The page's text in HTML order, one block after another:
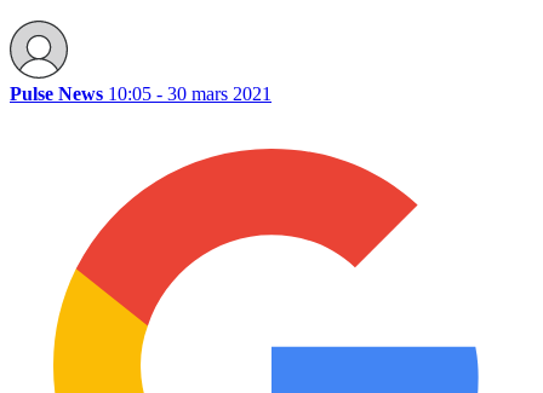
Pulse News 10:05 - 30 mars 2021